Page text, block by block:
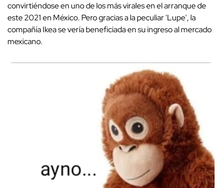
convirtiéndose en uno de los más virales en el arranque de
este 2021 en México. Pero gracias a la peculiar 'Lupe', la
compañía Ikea se vería beneficiada en su ingreso al mercado
mexicano.